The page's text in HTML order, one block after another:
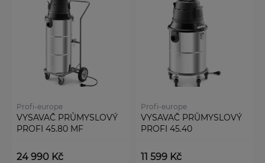
Profi-europe
VYSAVAČ PRŮMYSLOVÝ
PROFI 45.80 MF
24 990 Kč
Profi-europe
VYSAVAČ PRŮMYSLOVÝ
PROFI 45.40
11 599 Kč